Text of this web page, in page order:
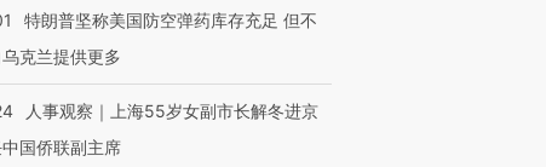
第四届链博
有意思的生活方式·第三对
住三大增长引擎是什么？
特朗普坚称美国防空弹药库存充足 但不
克兰提供更多
人事观察｜上海55岁女副市长解冬进京
国侨联副主席